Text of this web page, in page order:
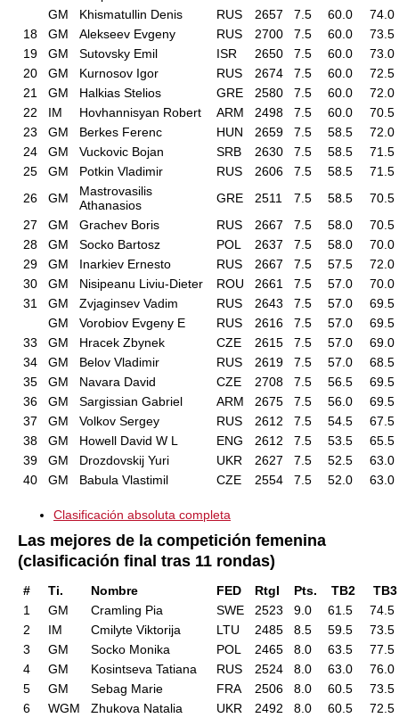
GM
Khismatullin Denis RUS 2657 7.5 60.0
74.0
18
GM Alekseev Evgeny RUS 2700 7.5 60.0
73.5
19
GM Sutovsky Emil ISR 2650 7.5 60.0
73.0
20
GM Kurnosov Igor RUS 2674 7.5 60.0
72.5
21
GM Halkias Stelios GRE 2580 7.5 60.0
72.0
22
IM Hovhannisyan Robert ARM 2498 7.5 60.0
70.5
23
GM Berkes Ferenc HUN 2659 7.5 58.5
72.0
24
GM Vuckovic Bojan SRB 2630 7.5 58.5
71.5
25
GM Potkin Vladimir RUS 2606 7.5 58.5
71.5
26
GM
Mastrovasilis
Athanasios
GRE 2511 7.5 58.5
70.5
27
GM Grachev Boris RUS 2667 7.5 58.0
70.5
28
GM Socko Bartosz POL 2637 7.5 58.0
70.0
29
GM Inarkiev Ernesto RUS 2667 7.5 57.5
72.0
30
GM Nisipeanu Liviu-Dieter ROU 2661 7.5 57.0
70.0
31
GM Zvjaginsev Vadim RUS 2643 7.5 57.0
69.5
GM
Vorobiov Evgeny E RUS 2616 7.5 57.0
69.5
33
GM Hracek Zbynek CZE 2615 7.5 57.0
69.0
34
GM Belov Vladimir RUS 2619 7.5 57.0
68.5
35
GM Navara David CZE 2708 7.5 56.5
69.5
36
GM Sargissian Gabriel ARM 2675 7.5 56.0
69.5
37
GM Volkov Sergey RUS 2612 7.5 54.5
67.5
38
GM Howell David W L ENG 2612 7.5 53.5
65.5
39
GM Drozdovskij Yuri UKR 2627 7.5 52.5
63.0
40
GM Babula Vlastimil CZE 2554 7.5 52.0 63.0
Clasificación absoluta completa
Las mejores de la competición femenina
(clasificación final tras 11 rondas)
# Ti. Nombre FED RtgI Pts. TB2
1
GM Cramling Pia SWE 2523 9.0 61.5
74.5
2
IM Cmilyte Viktorija LTU 2485 8.5 59.5
73.5
3
GM Socko Monika POL 2465 8.0 63.5
77.5
4
GM Kosintseva Tatiana RUS 2524 8.0 63.0
76.0
5
GM Sebag Marie FRA 2506 8.0 60.5
73.5
6
WGM Zhukova Natalia UKR 2492 8.0 60.5
72.5